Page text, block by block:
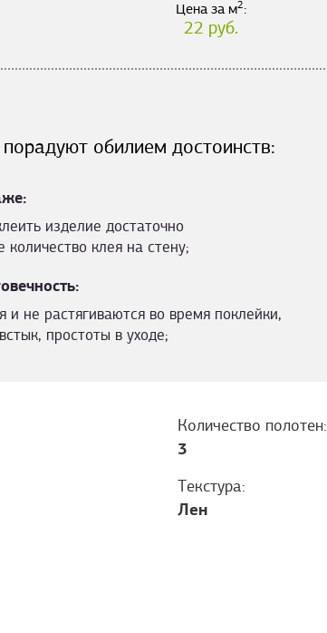
Цена за м2:
22 руб.
обилием достоинств:
изделие достаточно
клея на стену;
и не растягиваются во время поклейки,
простоты в уходе;
Количество полотен:
3
Текстура:
Лен